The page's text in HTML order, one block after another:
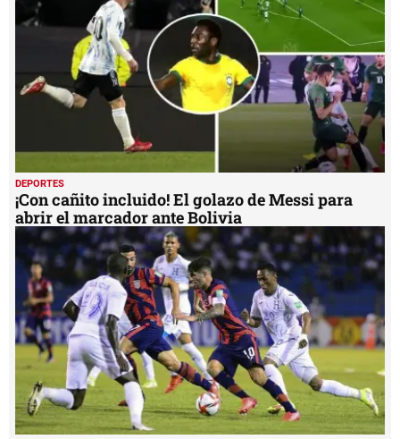
DEPORTES
¡Con cañito incluido! El golazo de Messi para
abrir el marcador ante Bolivia